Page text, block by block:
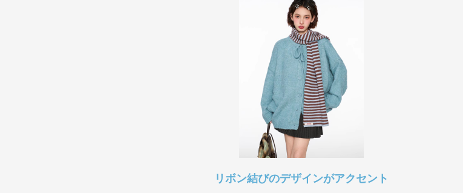
リボン結びのデザインがアクセント